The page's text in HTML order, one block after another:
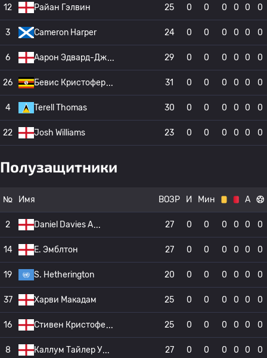
12 Райан Гэлвин 25 0 0 0 0 0 0
3 Cameron Harper 24 0 0 0 0 0 0
6 Аарон Эдвард-Дж 29 0 0 0 0 0 0
26 Бевис Кристофер 31 0 0 0 0 0 0
4 Terell Thomas 30 0 0 0 0 0 0
22 Josh Williams 23 0 0 0 0 0 0
Полузащитники
№ Имя ВОЗР И Мин А
2 Daniel Davies A 27 0 0 0 0 0 0
14 E. Эмблтон 27 0 0 0 0 0 0
19 S. Hetherington 20 0 0 0 0 0 0
37 Харви Макадам 25 0 0 0 0 0 0
16 Стивен Кристофе 25 0 0 0 0 0 0
8 Каллум Тайлер У 27 0 0 0 0 0 0